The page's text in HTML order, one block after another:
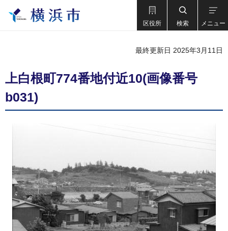
区役所 検索 メニュー
最終更新日 2025年3月11日
上白根町774番地付近10(画像番号
b031)